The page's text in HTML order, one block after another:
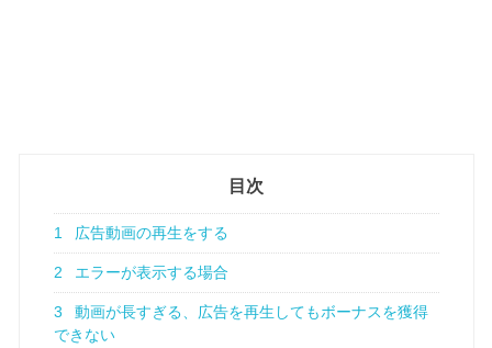
目次
1 広告動画の再生をする
2 エラーが表示する場合
3
動画が長すぎる、広告を再生してもボーナスを獲得
できない